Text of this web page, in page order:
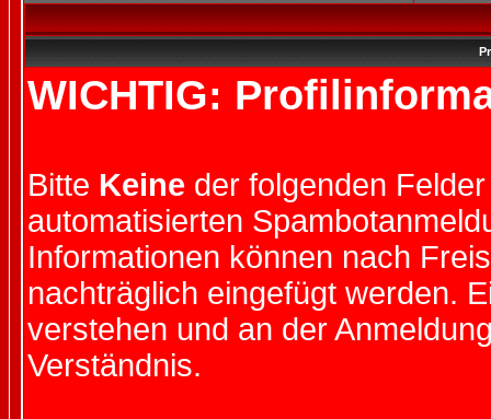
WICHTIG:
Bitte Keine der folgenden
automatisierten
Informationen können nach
nachträglich eingefügt werden.
verstehen und an der
Verständnis.